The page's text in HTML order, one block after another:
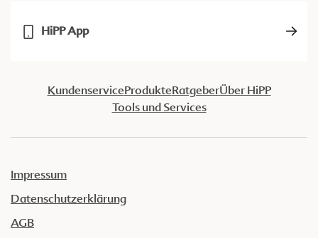
HiPP App
KundenserviceProdukteRatgeberÜber HiPP
Tools und Services
Impressum
Datenschutzerklärung
AGB